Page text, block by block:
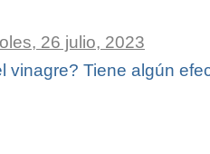
26 julio, 2023
vinagre? Tiene algún